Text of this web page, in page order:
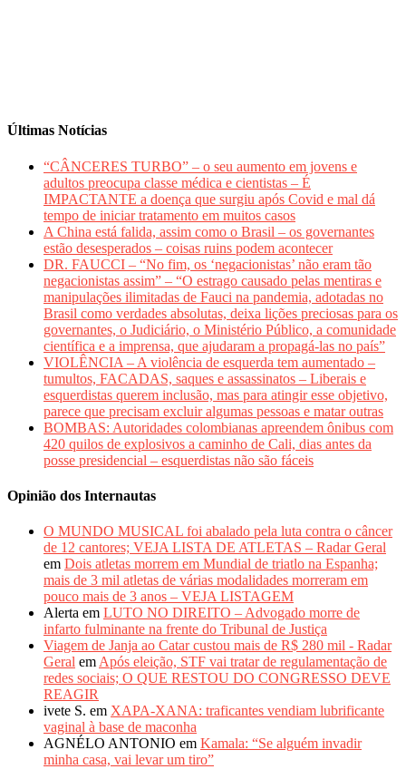
Últimas Notícias
“CÂNCERES TURBO” – o seu aumento em jovens e
adultos preocupa classe médica e cientistas – É
IMPACTANTE a doença que surgiu após Covid e mal dá
tempo de iniciar tratamento em muitos casos
A China está falida, assim como o Brasil – os governantes
estão desesperados – coisas ruins podem acontecer
DR. FAUCCI – “No fim, os ‘negacionistas’ não eram tão
negacionistas assim” – “O estrago causado pelas mentiras e
manipulações ilimitadas de Fauci na pandemia, adotadas no
Brasil como verdades absolutas, deixa lições preciosas para os
governantes, o Judiciário, o Ministério Público, a comunidade
científica e a imprensa, que ajudaram a propagá-las no país”
VIOLÊNCIA – A violência de esquerda tem aumentado –
tumultos, FACADAS, saques e assassinatos – Liberais e
esquerdistas querem inclusão, mas para atingir esse objetivo,
parece que precisam excluir algumas pessoas e matar outras
BOMBAS: Autoridades colombianas apreendem ônibus com
420 quilos de explosivos a caminho de Cali, dias antes da
posse presidencial – esquerdistas não são fáceis
Opinião dos Internautas
O MUNDO MUSICAL foi abalado pela luta contra o câncer
de 12 cantores; VEJA LISTA DE ATLETAS – Radar Geral
em Dois atletas morrem em Mundial de triatlo na Espanha;
mais de 3 mil atletas de várias modalidades morreram em
pouco mais de 3 anos – VEJA LISTAGEM
Alerta em LUTO NO DIREITO – Advogado morre de
infarto fulminante na frente do Tribunal de Justiça
Viagem de Janja ao Catar custou mais de R$ 280 mil - Radar
Geral em Após eleição, STF vai tratar de regulamentação de
redes sociais; O QUE RESTOU DO CONGRESSO DEVE
REAGIR
ivete S. em XAPA-XANA: traficantes vendiam lubrificante
vaginal à base de maconha
AGNÉLO ANTONIO em Kamala: “Se alguém invadir
minha casa, vai levar um tiro”